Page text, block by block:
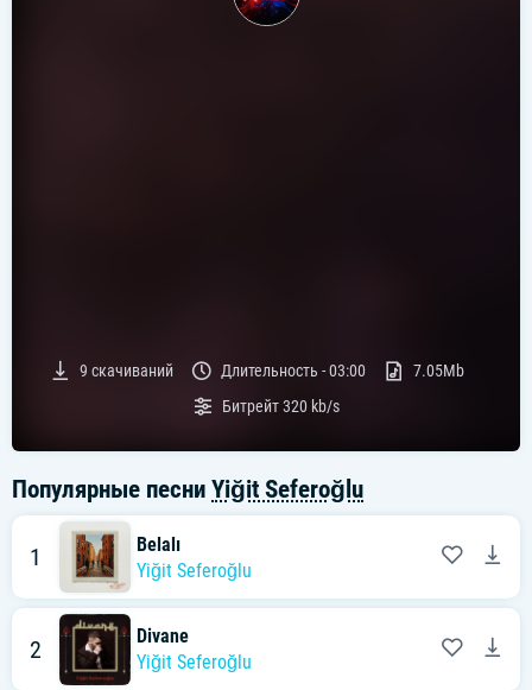
9 скачиваний Длительность -03:00
7.05Mb
Битрейт320 kb/s
Популярные песни Yiğit Seferoğlu
1
Belalı
Yiğit Seferoğlu
2
Divane
Yiğit Seferoğlu